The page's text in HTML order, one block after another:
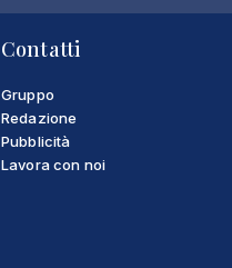
Contatti
Gruppo
Redazione
Pubblicità
Lavora con noi